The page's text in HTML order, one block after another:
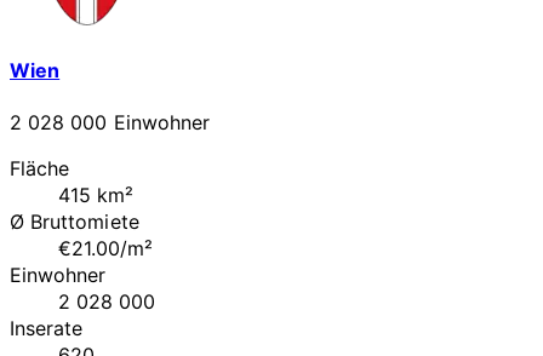
Wien
2 028 000 Einwohner
Fläche
415 km²
Ø Bruttomiete
€21.00/m²
Einwohner
2 028 000
Inserate